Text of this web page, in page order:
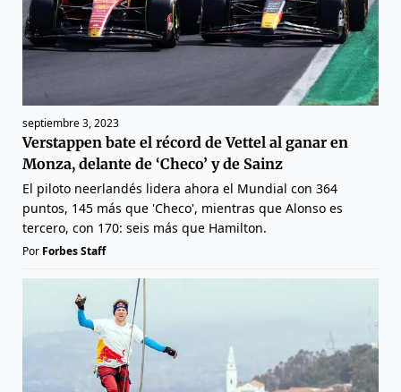
septiembre 3, 2023
Verstappen bate el récord de Vettel al ganar en
Monza, delante de ‘Checo’ y de Sainz
El piloto neerlandés lidera ahora el Mundial con 364
puntos, 145 más que 'Checo', mientras que Alonso es
tercero, con 170: seis más que Hamilton.
Por Forbes Staff